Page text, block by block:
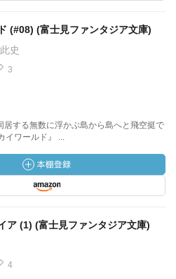
(#08) (富士見ファンタジア文庫)
史
3
居する無数に浮かぶ島から島へと飛空挺で
イワールド』 ...
ア (1) (富士見ファンタジア文庫)
4